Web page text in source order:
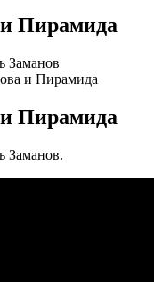
Пирамида
Заманов
и Пирамида
Пирамида
Заманов.